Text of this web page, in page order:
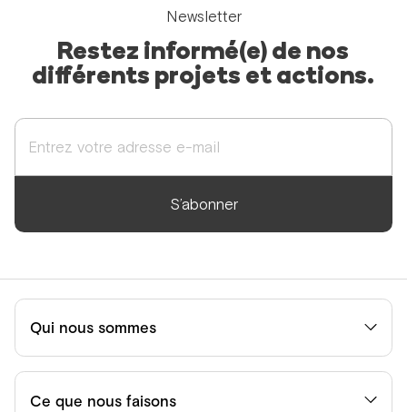
Newsletter
Restez informé(e) de nos
différents projets et actions.
S’abonner
Qui nous sommes
Ce que nous faisons